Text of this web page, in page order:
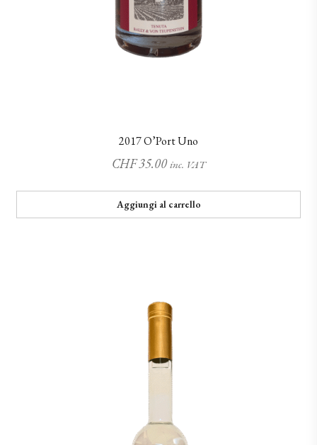
2017 O’Port Uno
CHF35.00 inc. VAT
Aggiungi al carrello